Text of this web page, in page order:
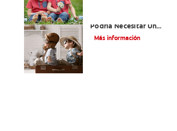
Podría Necesitar Un
Mantenedor De
Más información